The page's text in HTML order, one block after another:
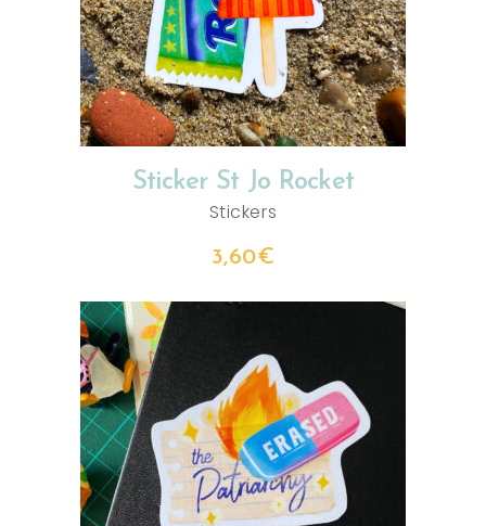
Sticker St Jo Rocket
Stickers
3,60€
AJOUTER AU PANIER